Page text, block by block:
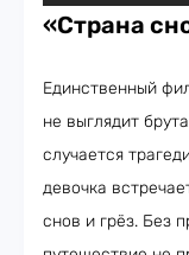
«Страна
Единственный
не выглядит
случается
девочка
снов и грёз. Без